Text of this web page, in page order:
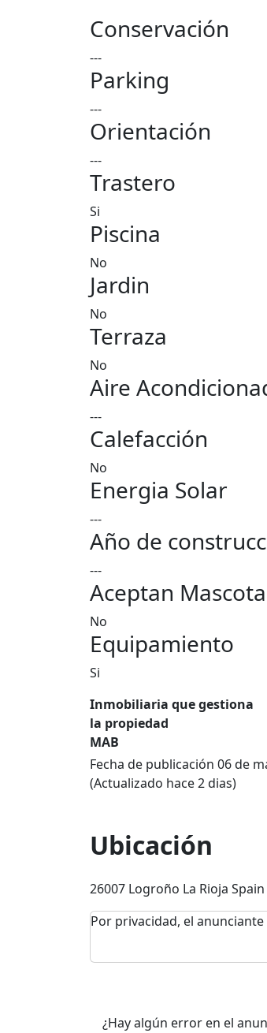
Conservación
---
Parking
---
Orientación
---
Trastero
Si
Piscina
No
Jardin
No
Terraza
No
Aire
---
Calefacción
No
Energia Solar
---
Año de
---
Aceptan
No
Equipamiento
Si
Inmobiliaria que gestiona
la propiedad
MAB
Fecha de publicación 06 de
(Actualizado hace 2 dias)
Ubicación
26007 Logroño La Rioja Spain
Por privacidad, el
¿Hay algún error en el